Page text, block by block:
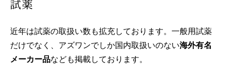
試薬
近年は試薬の取扱い数も拡充しております。一般用試薬
だけでなく、アズワンでしか国内取扱いのない海外有名
メーカー品なども掲載しております。